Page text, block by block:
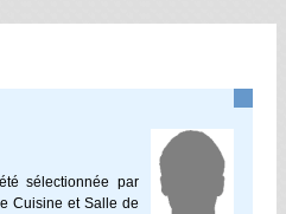
sélectionnée par
Cuisine et Salle de